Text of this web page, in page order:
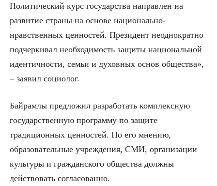
Политический курс государства направлен на
развитие страны на основе национально-
нравственных ценностей. Президент неоднократно
подчеркивал необходимость защиты национальной
идентичности, семьи и духовных основ общества»,
– заявил социолог.
Байрамлы предложил разработать комплексную
государственную программу по защите
традиционных ценностей. По его мнению,
образовательные учреждения, СМИ, организации
культуры и гражданского общества должны
действовать согласованно.